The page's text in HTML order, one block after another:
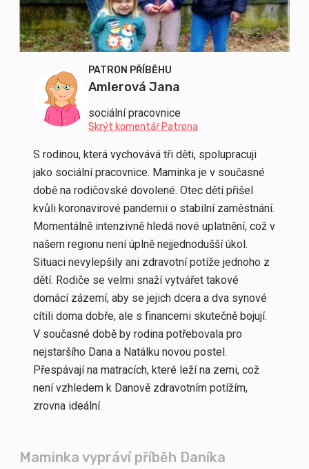
PATRON PŘÍBĚHU
Amlerová Jana
sociální pracovnice
Skrýt komentář Patrona
S rodinou, která vychovává tři děti, spolupracuji
jako sociální pracovnice. Maminka je v současné
době na rodičovské dovolené. Otec dětí přišel
kvůli koronavirové pandemii o stabilní zaměstnání.
Momentálně intenzivně hledá nové uplatnění, což v
našem regionu není úplně nejjednodušší úkol.
Situaci nevylepšily ani zdravotní potíže jednoho z
dětí. Rodiče se velmi snaží vytvářet takové
domácí zázemí, aby se jejich dcera a dva synové
cítili doma dobře, ale s financemi skutečně bojují.
V současné době by rodina potřebovala pro
nejstaršího Dana a Natálku novou postel.
Přespávají na matracích, které leží na zemi, což
není vzhledem k Danově zdravotním potížím,
zrovna ideální.
Maminka vypráví příběh Daníka